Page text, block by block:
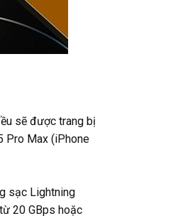
sẽ được trang bị
Pro Max (iPhone
sạc Lightning
20 GBps hoặc